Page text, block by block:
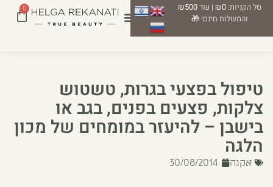
סל הקניות:₪0 | עוד₪500
והמשלוח חינם! 🎁
0
טיפול בפצעי בגרות, טשטוש
צלקות, פצעים בפנים, בגב או
בישבן – להיעזר במומחים של מכון
הלגה
אקנה 30/08/2014